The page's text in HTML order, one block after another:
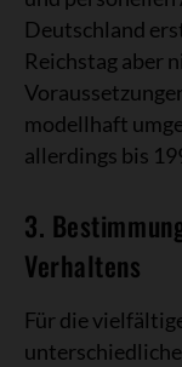
Deutschland
Reichstag aber
modellhaft
allerdings bis
3.
Verhaltens
Für die